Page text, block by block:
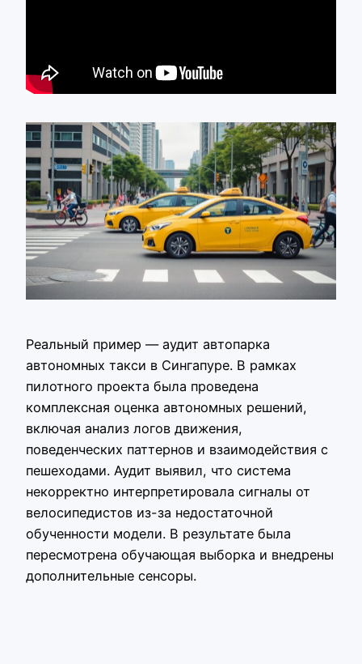
Реальный пример — аудит автопарка
автономных такси в Сингапуре. В рамках
пилотного проекта была проведена
комплексная оценка автономных решений,
включая анализ логов движения,
поведенческих паттернов и взаимодействия с
пешеходами. Аудит выявил, что система
некорректно интерпретировала сигналы от
велосипедистов из-за недостаточной
обученности модели. В результате была
пересмотрена обучающая выборка и внедрены
дополнительные сенсоры.